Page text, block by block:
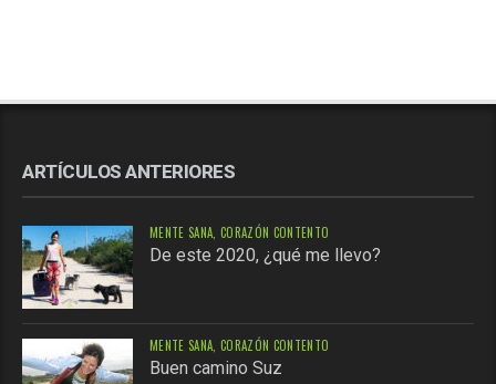
ARTÍCULOS ANTERIORES
MENTE SANA, CORAZÓN CONTENTO
De este 2020, ¿qué me llevo?
MENTE SANA, CORAZÓN CONTENTO
Buen camino Suz